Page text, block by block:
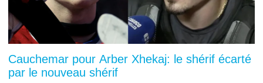
Cauchemar pour Arber Xhekaj: le shérif écarté
par le nouveau shérif